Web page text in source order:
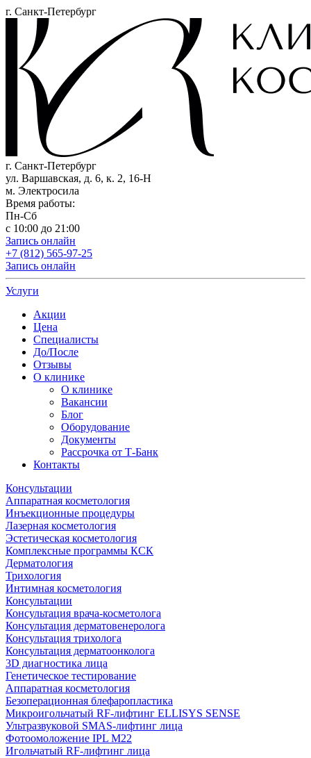
г. Санкт-Петербург
г. Санкт-Петербург
ул. Варшавская, д. 6, к. 2, 16-Н
м. Электросила
Время работы:
Пн-Сб
с 10:00 до 21:00
Запись онлайн
+7 (812) 565-97-25
Запись онлайн
Услуги
Акции
Цена
Специалисты
До/После
Отзывы
О клинике
О клинике
Вакансии
Блог
Оборудование
Документы
Рассрочка от Т-Банк
Контакты
Консультации
Аппаратная косметология
Инъекционные процедуры
Лазерная косметология
Эстетическая косметология
Комплексные программы КСК
Дерматология
Трихология
Интимная косметология
Консультации
Консультация врача-косметолога
Консультация дерматовенеролога
Консультация трихолога
Консультация дерматоонколога
3D диагностика лица
Генетическое тестирование
Аппаратная косметология
Безоперационная блефаропластика
Микроигольчатый RF-лифтинг ELLISYS SENSE
Ультразвуковой SMAS-лифтинг лица
Фотоомоложение IPL M22
Игольчатый RF-лифтинг лица